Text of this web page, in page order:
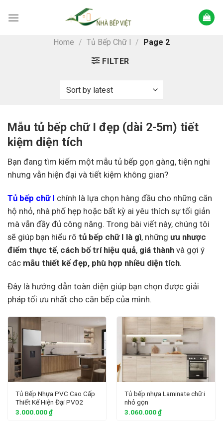
Home / Tủ Bếp Chữ I / Page 2
FILTER
Mẫu tủ bếp chữ I đẹp (dài 2-5m) tiết
kiệm diện tích
Bạn đang tìm kiếm một mẫu tủ bếp gọn gàng, tiện nghi
nhưng vẫn hiện đại và tiết kiệm không gian?
Tủ bếp chữ I chính là lựa chọn hàng đầu cho những căn
hộ nhỏ, nhà phố hẹp hoặc bất kỳ ai yêu thích sự tối giản
mà vẫn đầy đủ công năng. Trong bài viết này, chúng tôi
sẽ giúp bạn hiểu rõ tủ bếp chữ I là gì, những ưu nhược
điểm thực tế, cách bố trí hiệu quả, giá thành và gợi ý
các mẫu thiết kế đẹp, phù hợp nhiều diện tích.
Đây là hướng dẫn toàn diện giúp bạn chọn được giải
pháp tối ưu nhất cho căn bếp của mình.
Tủ Bếp Nhựa PVC Cao Cấp
Thiết Kế Hiện Đại PV02
3.000.000₫
Tủ bếp nhựa Laminate chữ i
nhỏ gọn
3.060.000₫